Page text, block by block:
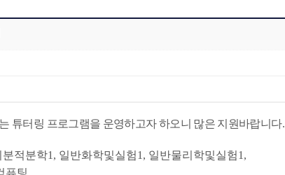
튜터링 프로그램을 운영하고자 하오니 많은 지원바랍니다.
분적분학1, 일반화학및실험1, 일반물리학및실험1,
퓨팅